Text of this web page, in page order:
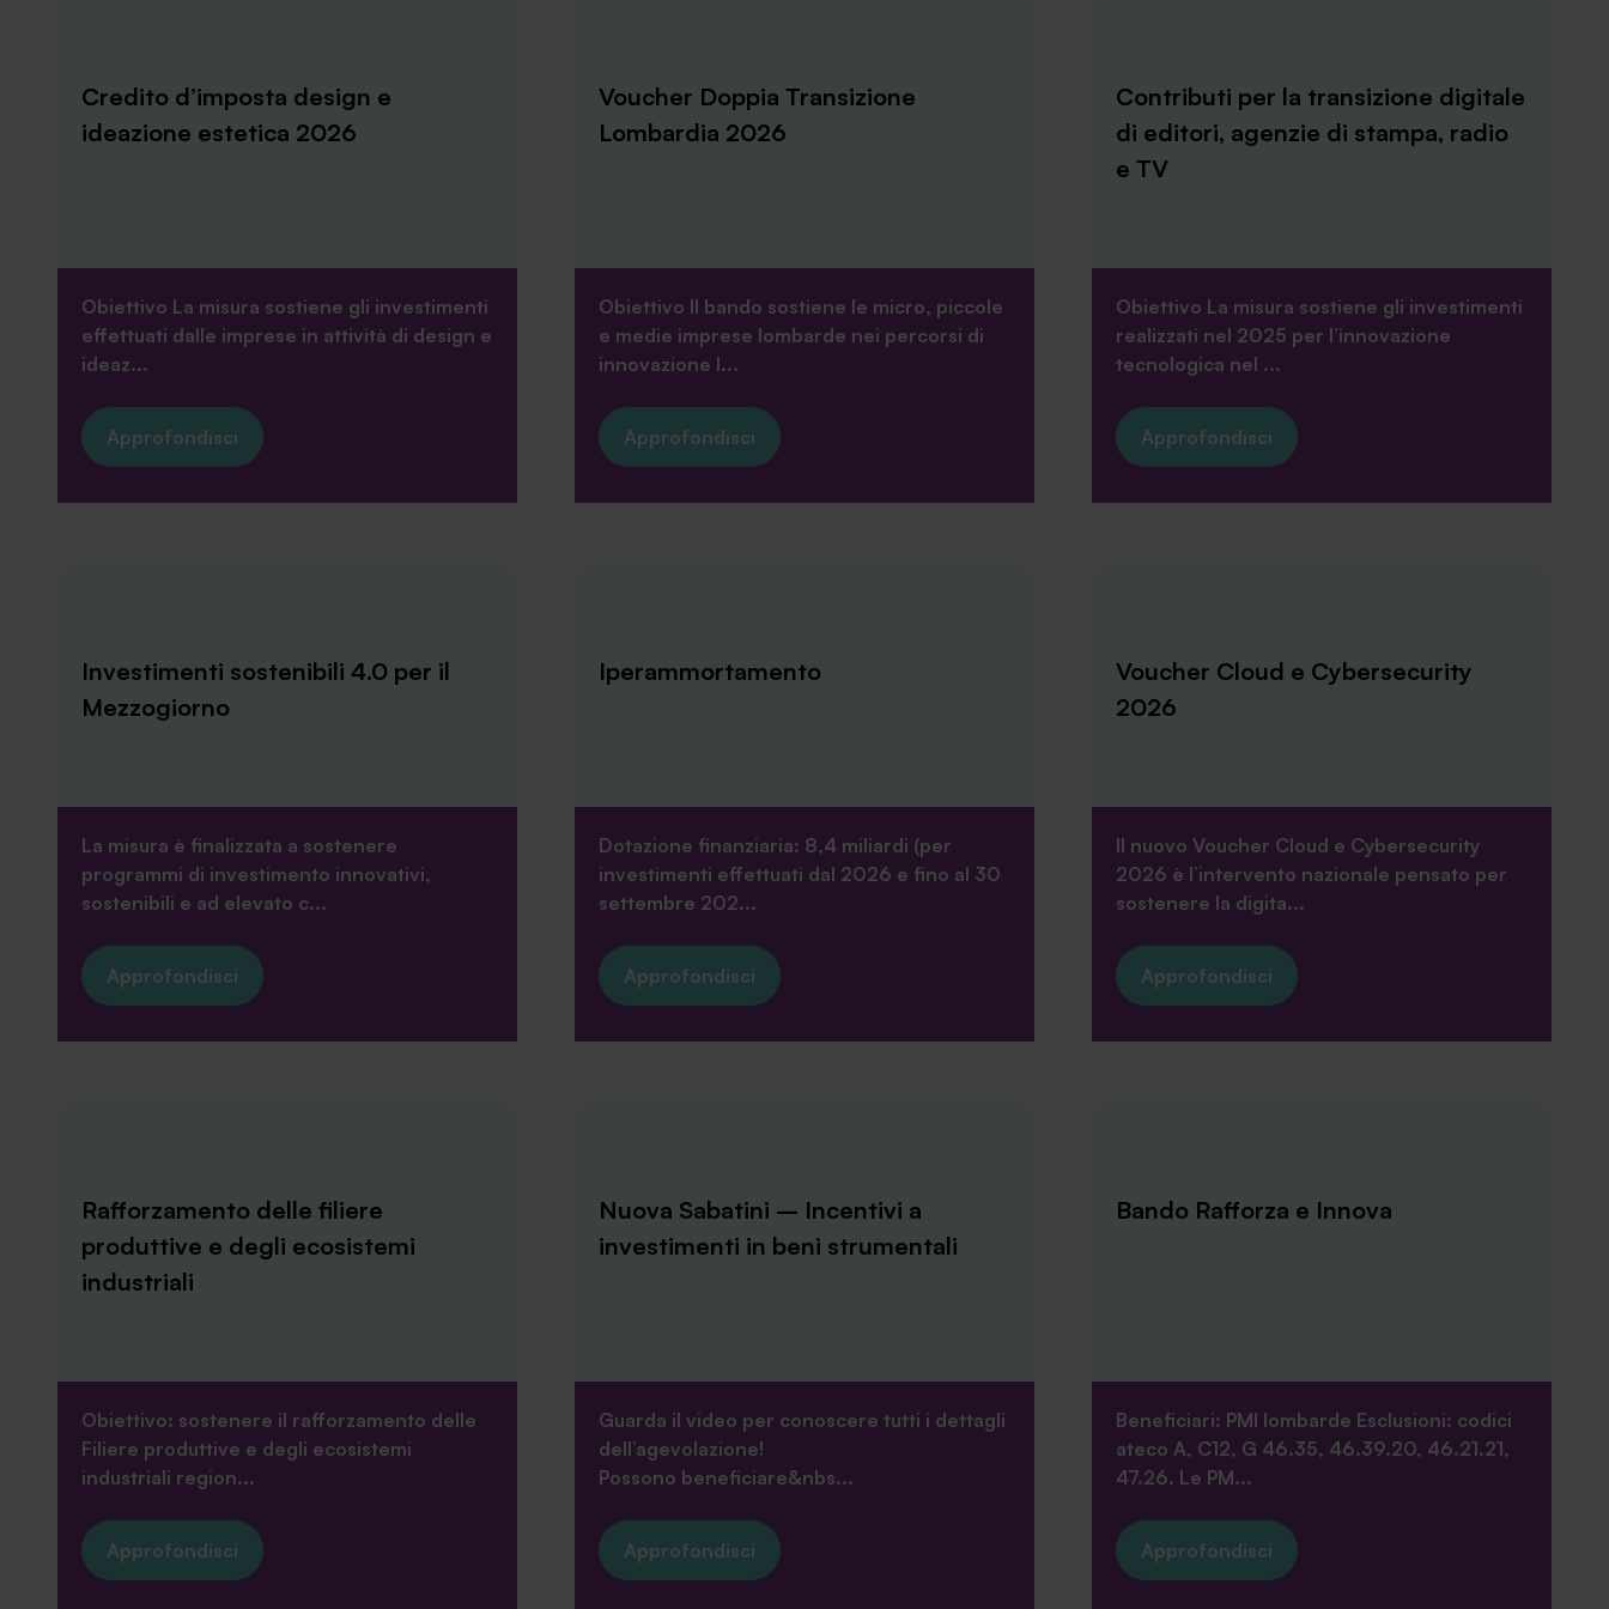
Credito d’imposta design e
ideazione estetica 2026
Obiettivo La misura sostiene gli investimenti
effettuati dalle imprese in attività di design e
ideaz...
Approfondisci
Voucher Doppia Transizione
Lombardia 2026
Obiettivo Il bando sostiene le micro, piccole
e medie imprese lombarde nei percorsi di
innovazione l...
Approfondisci
Contributi per la transizione digitale
di editori, agenzie di stampa, radio
e TV
Obiettivo La misura sostiene gli investimenti
realizzati nel 2025 per l’innovazione
tecnologica nel ...
Approfondisci
Investimenti sostenibili 4.0 per il
Mezzogiorno
La misura è finalizzata a sostenere
programmi di investimento innovativi,
sostenibili e ad elevato c...
Approfondisci
Iperammortamento
Dotazione finanziaria: 8,4 miliardi (per
investimenti effettuati dal 2026 e fino al 30
settembre 202...
Approfondisci
Voucher Cloud e Cybersecurity
2026
Il nuovo Voucher Cloud e Cybersecurity
2026 è l’intervento nazionale pensato per
sostenere la digita...
Approfondisci
Rafforzamento delle filiere
produttive e degli ecosistemi
industriali
Obiettivo: sostenere il rafforzamento delle
Filiere produttive e degli ecosistemi
industriali region...
Approfondisci
Nuova Sabatini – Incentivi a
investimenti in beni strumentali
Guarda il video per conoscere tutti i dettagli
dell’agevolazione!
Possono beneficiare&nbs...
Approfondisci
Bando Rafforza e Innova
Beneficiari: PMI lombarde Esclusioni: codici
ateco A, C12, G 46.35, 46.39.20, 46.21.21,
47.26. Le PM...
Approfondisci